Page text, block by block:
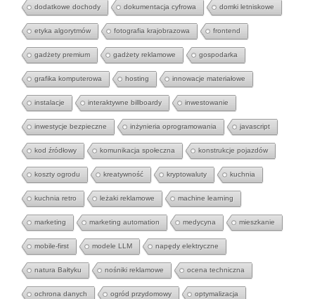
dodatkowe dochody dokumentacja cyfrowa domki letniskowe
etyka algorytmów fotografia krajobrazowa frontend
gadżety premium gadżety reklamowe gospodarka
grafika komputerowa hosting innowacje materiałowe
instalacje interaktywne billboardy inwestowanie
inwestycje bezpieczne inżynieria oprogramowania javascript
kod źródłowy komunikacja społeczna konstrukcje pojazdów
koszty ogrodu kreatywność kryptowaluty kuchnia
kuchnia retro leżaki reklamowe machine learning
marketing marketing automation medycyna mieszkanie
mobile-first modele LLM napędy elektryczne
natura Bałtyku nośniki reklamowe ocena techniczna
ochrona danych ogród przydomowy optymalizacja